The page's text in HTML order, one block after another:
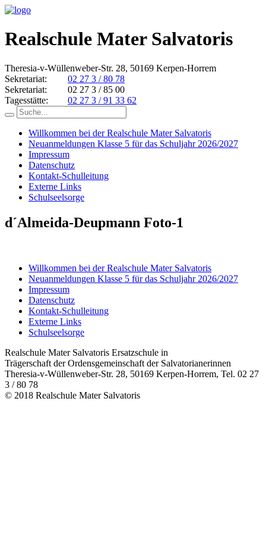
Realschule Mater Salvatoris
Theresia-v-Wüllenweber-Str. 28, 50169 Kerpen-Horrem
Sekretariat:
02 27 3 / 80 78
Sekretariat:
02 27 3 / 85 00
Tagesstätte:
02 27 3 / 91 33 62
Willkommen bei der Realschule Mater Salvatoris
Neuanmeldungen Klasse 5 für das Schuljahr 2026/2027
Impressum
Datenschutz
Kontakt-Schulleitung
Externe Links
Schulseelsorge
d´Almeida-Deupmann Foto-1
Willkommen bei der Realschule Mater Salvatoris
Neuanmeldungen Klasse 5 für das Schuljahr 2026/2027
Impressum
Datenschutz
Kontakt-Schulleitung
Externe Links
Schulseelsorge
Realschule Mater Salvatoris Ersatzschule in
Trägerschaft der Ordensgemeinschaft der Salvatorianerinnen
Theresia-v-Wüllenweber-Str. 28, 50169 Kerpen-Horrem, Tel. 02 27
3 / 80 78
© 2018 Realschule Mater Salvatoris